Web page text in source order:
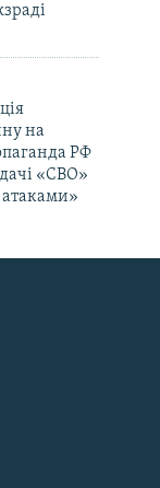
на
РФ
«СВО»